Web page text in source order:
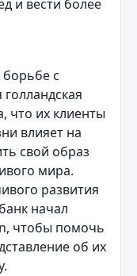
и вести более
борьбе с
что их клиенты
влияет на
свой образ
мира.
развития
начал
чтобы помочь
об их